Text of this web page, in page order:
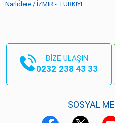
Narlıdere / İZMİR - TÜRKİYE
BİZE ULAŞIN
0232 238 43 33
SOSYAL